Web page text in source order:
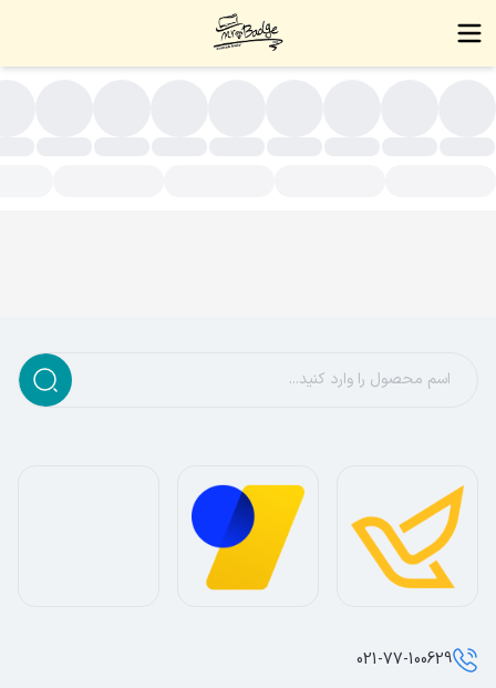
021-77-100629